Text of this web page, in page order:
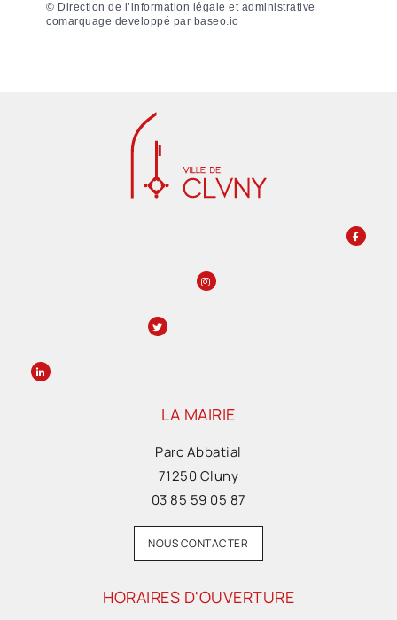
© Direction de l’information légale et administrative
comarquage developpé par baseo.io
LA MAIRIE
Parc Abbatial
71250 Cluny
03 85 59 05 87
NOUS CONTACTER
HORAIRES D'OUVERTURE